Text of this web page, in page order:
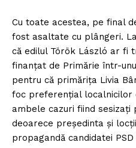
Cu toate acestea, pe final
fost asaltate cu plângeri.
că edilul Török László ar fi
finanţat de Primărie într-
pentru că primăriţa Livia
foc preferenţial localnicilor
ambele cazuri fiind sesizaţi
deoarece preşedinta şi
propagandă candidatei